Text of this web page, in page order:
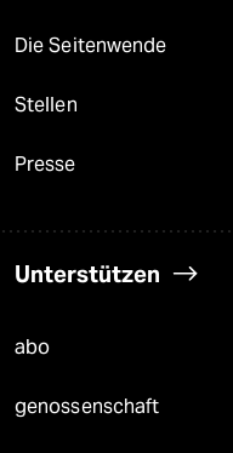
Die Seitenwende
Stellen
Presse
Unterstützen
abo
genossenschaft